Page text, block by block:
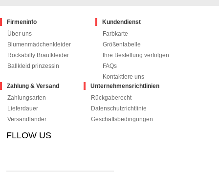
Firmeninfo
Über uns
Blumenmädchenkleider
Rockabilly Brautkleider
Ballkleid prinzessin
Kundendienst
Farbkarte
Größentabelle
Ihre Bestellung verfolgen
FAQs
Kontaktiere uns
Zahlung & Versand
Zahlungsarten
Lieferdauer
Versandländer
Unternehmensrichtlinien
Rückgaberecht
Datenschutzrichtlinie
Geschäftsbedingungen
FLLOW US